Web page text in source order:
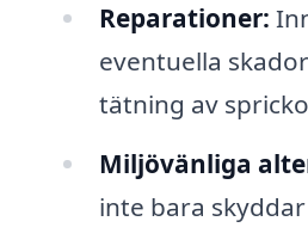
Reparationer:
eventuella
tätning av
Miljövänliga
inte bara